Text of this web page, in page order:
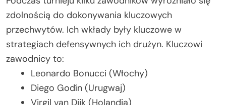
zdolnością do dokonywania kluczowych
przechwytów. Ich wkłady były kluczowe w
strategiach defensywnych ich drużyn. Kluczowi
zawodnicy to:
Leonardo Bonucci (Włochy)
Diego Godín (Urugwaj)